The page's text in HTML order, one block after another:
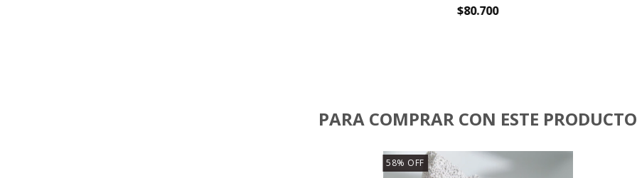
$80.700
PARA COMPRAR CON ESTE PRODUCTO
58% OFF